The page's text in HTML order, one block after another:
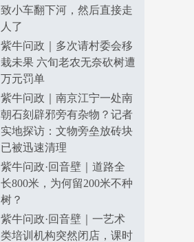
致小车翻下河，然后直接走
人了
紫牛问政｜多次请村委会移
栽未果 六旬老农无奈砍树遭
万元罚单
紫牛问政｜南京江宁一处南
朝石刻辟邪旁有杂物？记者
实地探访：文物旁垒放砖块
已被迅速清理
紫牛问政·回音壁｜道路全
长800米，为何留200米不种
树？
紫牛问政·回音壁｜一艺术
类培训机构突然闭店，课时